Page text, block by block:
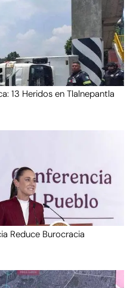
13 Heridos en Tlalnepantla
Reduce Burocracia